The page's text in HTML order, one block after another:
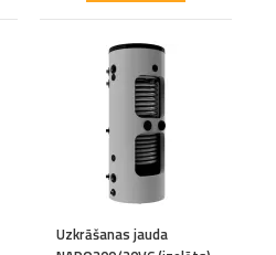
Uzkrāšanas jauda